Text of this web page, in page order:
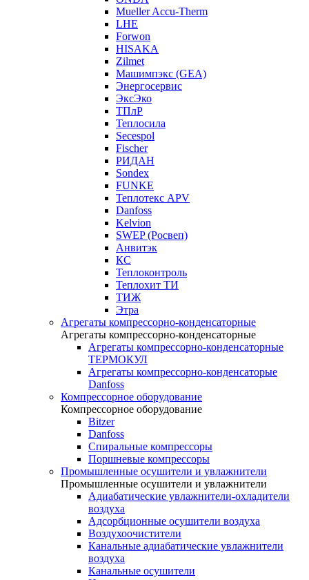
Mueller Accu-Therm
LHE
Forwon
HISAKA
Zilmet
Машимпэкс (GEA)
Энергосервис
ЭксЭко
ТПлР
Теплосила
Secespol
Fischer
РИДАН
Sondex
FUNKE
Теплотекс APV
Danfoss
Kelvion
SWEP (Росвеп)
Анвитэк
КС
Теплоконтроль
Теплохит ТИ
ТИЖ
Этра
Агрегаты компрессорно-конденсаторные
Агрегаты компрессорно-конденсаторные
Агрегаты компрессорно-конденсаторные
ТЕРМОКУЛ
Агрегаты компрессорно-конденсаторые
Danfoss
Компрессорное оборудование
Компрессорное оборудование
Bitzer
Danfoss
Спиральные компрессоры
Поршневые компрессоры
Промышленные осушители и увлажнители
Промышленные осушители и увлажнители
Адиабатические увлажнители-охладители
воздуха
Адсорбционные осушители воздуха
Воздухоочистители
Канальные адиабатические увлажнители
воздуха
Канальные осушители